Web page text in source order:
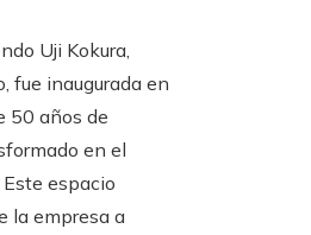
Uji Kokura,
fue inaugurada en
50 años de
en el
espacio
la empresa a